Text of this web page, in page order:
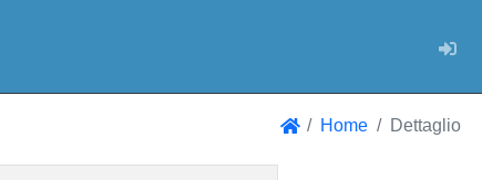
Home Dettaglio